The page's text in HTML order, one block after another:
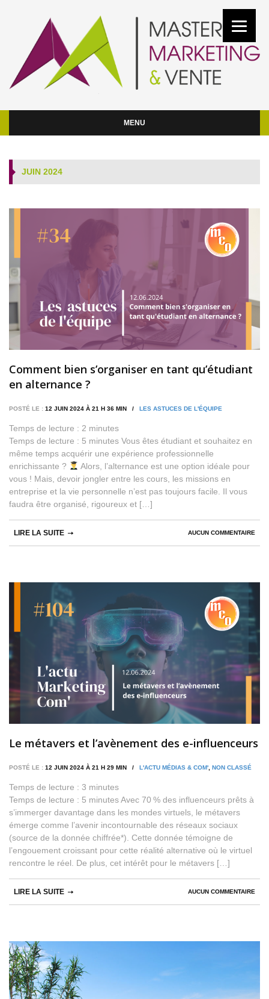
MENU
JUIN 2024
Comment bien s’organiser en tant qu’étudiant
en alternance ?
POSTÉ LE : 12 JUIN 2024 À 21 H 36 MIN / LES ASTUCES DE L'ÉQUIPE
Temps de lecture : 2 minutes
Temps de lecture : 5 minutes Vous êtes étudiant et souhaitez en
même temps acquérir une expérience professionnelle
enrichissante ?
Alors, l’alternance est une option idéale pour
vous ! Mais, devoir jongler entre les cours, les missions en
entreprise et la vie personnelle n’est pas toujours facile. Il vous
faudra être organisé, rigoureux et […]
AUCUN COMMENTAIRE
LIRE LA SUITE
Le métavers et l’avènement des e-influenceurs
POSTÉ LE : 12 JUIN 2024 À 21 H 29 MIN / L'ACTU MÉDIAS & COM' NON CLASSÉ
Temps de lecture : 3 minutes
Temps de lecture : 5 minutes Avec 70 % des influenceurs prêts à
s’immerger davantage dans les mondes virtuels, le métavers
émerge comme l’avenir incontournable des réseaux sociaux
(source de la donnée chiffrée*). Cette donnée témoigne de
l’engouement croissant pour cette réalité alternative où le virtuel
rencontre le réel. De plus, cet intérêt pour le métavers […]
AUCUN COMMENTAIRE
LIRE LA SUITE